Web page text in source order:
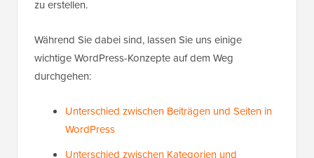
zu erstellen.
Während Sie dabei sind, lassen Sie uns einige
wichtige WordPress-Konzepte auf dem Weg
durchgehen:
Unterschied zwischen Beiträgen und Seiten in
WordPress
Unterschied zwischen Kategorien und